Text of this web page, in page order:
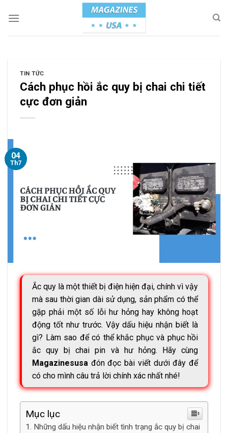
TIN TỨC
Cách phục hồi ắc quy bị chai chi tiết
cực đơn giản
04
Th7
Ắc quy là một thiết bị điện hiện đại, chính vì vậy
mà sau thời gian dài sử dụng, sản phẩm có thể
gặp phải một số lỗi hư hỏng hay không hoạt
động tốt như trước. Vậy dấu hiệu nhận biết là
gì? Làm sao để có thể khắc phục và phục hồi
ắc quy bị chai pin và hư hỏng. Hãy cùng
Magazinesusa đón đọc bài viết dưới đây để
có cho mình câu trả lời chính xác nhất nhé!
Mục lục
Những dấu hiệu nhận biết tình trạng ắc quy bị chai